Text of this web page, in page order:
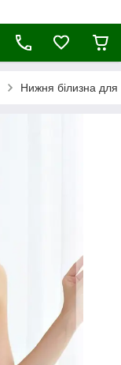
Нижня білизна для